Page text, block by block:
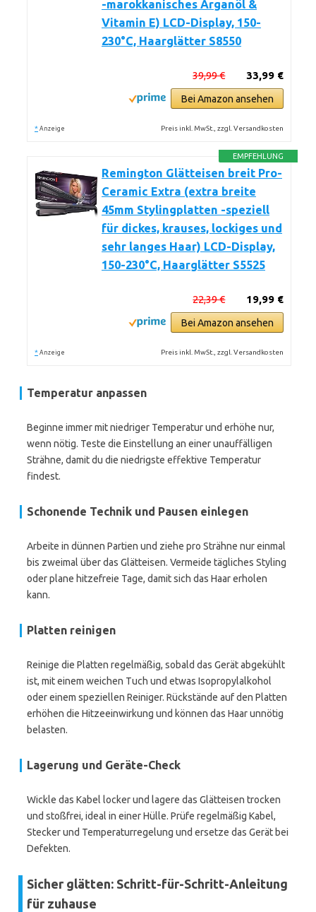
-marokkanisches Arganöl &
Vitamin E) LCD-Display, 150-
230°C, Haarglätter S8550
33,99 €
39,99 €
Bei Amazon ansehen
* Anzeige Preis inkl. MwSt., zzgl. Versandkosten
EMPFEHLUNG
Remington Glätteisen breit Pro-
Ceramic Extra (extra breite
45mm Stylingplatten -speziell
für dickes, krauses, lockiges und
sehr langes Haar) LCD-Display,
150-230°C, Haarglätter S5525
19,99 €
22,39 €
Bei Amazon ansehen
* Anzeige Preis inkl. MwSt., zzgl. Versandkosten
Temperatur anpassen
Beginne immer mit niedriger Temperatur und erhöhe nur,
wenn nötig. Teste die Einstellung an einer unauffälligen
Strähne, damit du die niedrigste effektive Temperatur
findest.
Schonende Technik und Pausen einlegen
Arbeite in dünnen Partien und ziehe pro Strähne nur einmal
bis zweimal über das Glätteisen. Vermeide tägliches Styling
oder plane hitzefreie Tage, damit sich das Haar erholen
kann.
Platten reinigen
Reinige die Platten regelmäßig, sobald das Gerät abgekühlt
ist, mit einem weichen Tuch und etwas Isopropylalkohol
oder einem speziellen Reiniger. Rückstände auf den Platten
erhöhen die Hitzeeinwirkung und können das Haar unnötig
belasten.
Lagerung und Geräte-Check
Wickle das Kabel locker und lagere das Glätteisen trocken
und stoßfrei, ideal in einer Hülle. Prüfe regelmäßig Kabel,
Stecker und Temperaturregelung und ersetze das Gerät bei
Defekten.
Sicher glätten: Schritt-für-Schritt-Anleitung
für zuhause